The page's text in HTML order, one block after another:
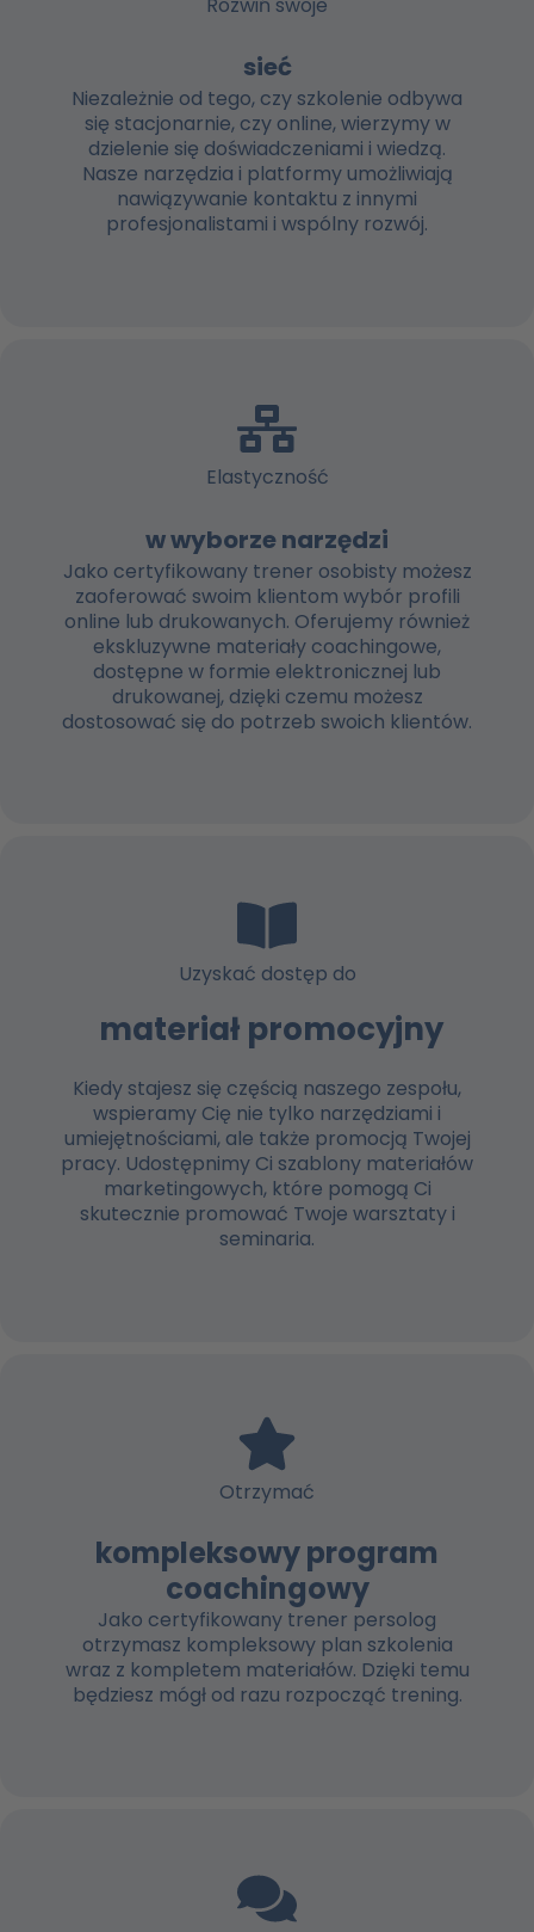
sieć
Niezależnie od tego, czy szkolenie odbywa
się stacjonarnie, czy online, wierzymy w
dzielenie się doświadczeniami i wiedzą.
Nasze narzędzia i platformy umożliwiają
nawiązywanie kontaktu z innymi
profesjonalistami i wspólny rozwój.
Elastyczność
w wyborze narzędzi
Jako certyfikowany trener osobisty możesz
zaoferować swoim klientom wybór profili
online lub drukowanych. Oferujemy również
ekskluzywne materiały coachingowe,
dostępne w formie elektronicznej lub
drukowanej, dzięki czemu możesz
dostosować się do potrzeb swoich klientów.
Uzyskać dostęp do
materiał promocyjny
Kiedy stajesz się częścią naszego zespołu,
wspieramy Cię nie tylko narzędziami i
umiejętnościami, ale także promocją Twojej
pracy. Udostępnimy Ci szablony materiałów
marketingowych, które pomogą Ci
skutecznie promować Twoje warsztaty i
seminaria.
Otrzymać
kompleksowy program
coachingowy
Jako certyfikowany trener persolog
otrzymasz kompleksowy plan szkolenia
wraz z kompletem materiałów. Dzięki temu
będziesz mógł od razu rozpocząć trening.